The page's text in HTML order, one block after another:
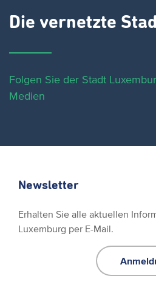
Die vernetzte
Folgen Sie der Stadt
Medien
Newsletter
Erhalten Sie alle aktuellen
Luxemburg per E-Mail.